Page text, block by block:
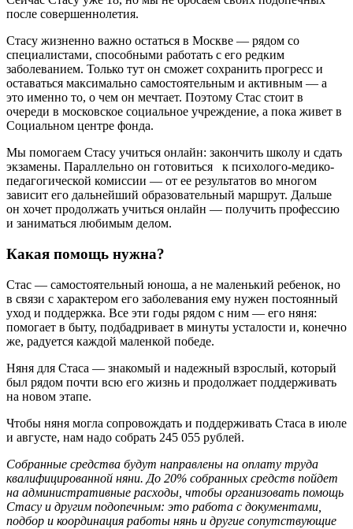
после совершеннолетия.
Стасу жизненно важно остаться в Москве — рядом со
специалистами, способными работать с его редким
заболеванием. Только тут он сможет сохранить прогресс и
оставаться максимально самостоятельным и активным — а
это именно то, о чем он мечтает. Поэтому Стас стоит в
очереди в московское социальное учреждение, а пока живет в
Социальном центре фонда.
Мы помогаем Стасу учиться онлайн: закончить школу и сдать
экзамены. Параллельно он готовиться к психолого-медико-
педагогической комиссии — от ее результатов во многом
зависит его дальнейший образовательный маршрут. Дальше
он хочет продолжать учиться онлайн — получить профессию
и заниматься любимым делом.
Какая помощь нужна?
Стас — самостоятельный юноша, а не маленький ребенок, но
в связи с характером его заболевания ему нужен постоянный
уход и поддержка. Все эти годы рядом с ним — его няня:
помогает в быту, подбадривает в минуты усталости и, конечно
же, радуется каждой маленкой победе.
Няня для Стаса — знакомый и надежный взрослый, который
был рядом почти всю его жизнь и продолжает поддерживать
на новом этапе.
Чтобы няня могла сопровождать и поддерживать Стаса в июле
и августе, нам надо собрать 245 055 рублей.
Собранные средства будут направлены на оплату труда
квалифицированной няни. До 20% собранных средств пойдет
на административные расходы, чтобы организовать помощь
Стасу и другим подопечным: это работа с документами,
подбор и координация работы нянь и другие сопутствующие